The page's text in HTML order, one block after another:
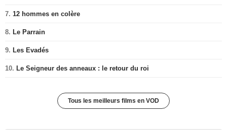
7. 12 hommes en colère
8. Le Parrain
9. Les Evadés
10. Le Seigneur des anneaux : le retour du roi
Tous les meilleurs films en VOD